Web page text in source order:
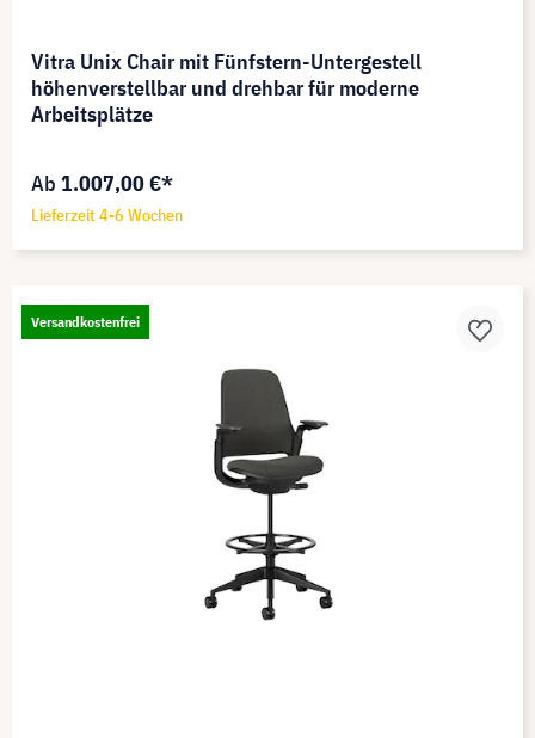
Vitra Unix Chair mit Fünfstern-Untergestell
höhenverstellbar und drehbar für moderne
Arbeitsplätze
Ab 1.007,00 €*
Lieferzeit 4-6 Wochen
Versandkostenfrei